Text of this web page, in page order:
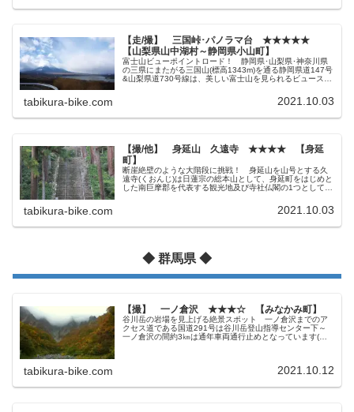
【走/撮】 三国峠･パノラマ台 ★★★★★
【山梨県山中湖村～静岡県小山町】
富士山ビューポイントロード！ 静岡県･山梨県･神奈川県
の三県にまたがる三国山(標高1343m)を通る静岡県道147号
&山梨県道730号線は、美しい富士山を見られるビュースポ
tabikura-bike.com 2021.10.03
【撮/他】 身延山 久遠寺 ★★★★ 【身延
町】
断崖絶壁のような大階段に挑戦！ 身延山を山号とする久
遠寺(くおんじ)は日蓮宗の総本山として、身延町をはじめと
した南巨摩郡を代表する観光地及び寺社仏閣の1つとして知
tabikura-bike.com 2021.10.03
◆ 群馬県 ◆
【撮】 一ノ倉沢 ★★★☆ 【みなかみ町】
谷川岳の岩場を見上げる絶景スポット 一ノ倉沢までのア
クセス道である国道291号は谷川岳登山指導センター下～
一ノ倉沢の間約3㎞は通年車両通行止めとなっています(徒
tabikura-bike.com 2021.10.12